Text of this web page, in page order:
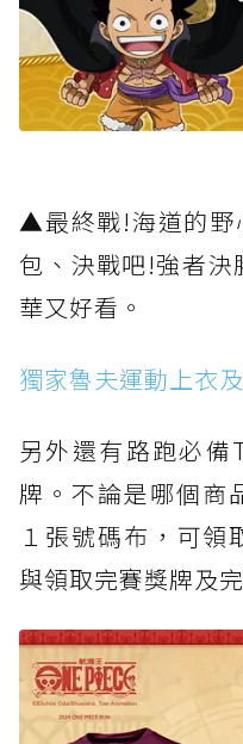
▲最終戰!海道的野
包、決戰吧!強者決
華又好看。
獨家魯夫運動上衣
另外還有路跑必備
牌。不論是哪個商
１張號碼布，可領
與領取完賽獎牌及